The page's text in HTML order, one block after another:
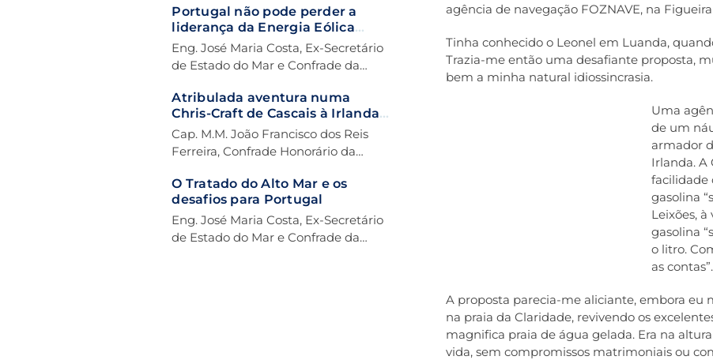
Portugal não pode perder a
liderança da Energia Eólica
Offshore
Eng. José Maria Costa, Ex-Secretário
de Estado do Mar e Confrade da
Atribulada aventura numa
Chris-Craft de Cascais à Irlanda
ou a Lei de Murphy aplicada aos
Acontecimentos de Mar
Cap. M.M. João Francisco dos Reis
Ferreira, Confrade Honorário da
O Tratado do Alto Mar e os
desafios para Portugal
Eng. José Maria Costa, Ex-Secretário
de Estado do Mar e Confrade da
agência de navegação FOZNAVE, na
Tinha conhecido o Leonel em Luanda,
Trazia-me então uma desafiante proposta,
bem a minha natural idiossincrasia.
Uma
de um
armador
Irlanda. A
facilidade
gasolina
Leixões,
gasolina
o litro.
as contas”.
A proposta parecia-me aliciante, embora eu
na praia da Claridade, revivendo os
magnifica praia de água gelada. Era na
vida, sem compromissos matrimoniais ou